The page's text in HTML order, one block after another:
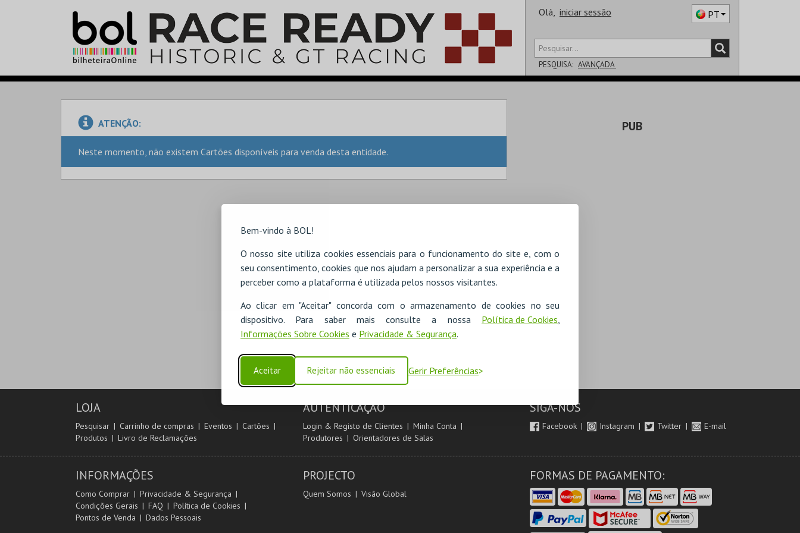
Bem-vindo à BOL!
O nosso site utiliza cookies essenciais para o funcionamento do site e, com o
seu consentimento, cookies que nos ajudam a personalizar a sua experiência e a
perceber como a plataforma é utilizada pelos nossos visitantes.
Ao clicar em "Aceitar" concorda com o armazenamento de cookies no seu
dispositivo. Para saber mais consulte a nossa Política de Cookies,
Informações Sobre Cookies e Privacidade & Segurança.
Aceitar Rejeitar não essenciais Gerir Preferências
Olá, iniciar sessão PT
PESQUISA: AVANÇADA
ATENÇÃO:
Neste momento, não existem Cartões disponíveis para venda desta entidade.
PUB
LOJA
Pesquisar Carrinho de compras Eventos
Cartões
Produtos
Livro de Reclamações
AUTENTICAÇÃO
Login & Registo de Clientes
Minha Conta
Produtores
Orientadores de Salas
SIGA-NOS
Facebook Instagram Twitter E-mail
INFORMAÇÕES
Como Comprar
Privacidade & Segurança
Condições Gerais
FAQ
Política de Cookies
Pontos de Venda
Dados Pessoais
PROJECTO
Quem Somos Visão Global
FORMAS DE PAGAMENTO: